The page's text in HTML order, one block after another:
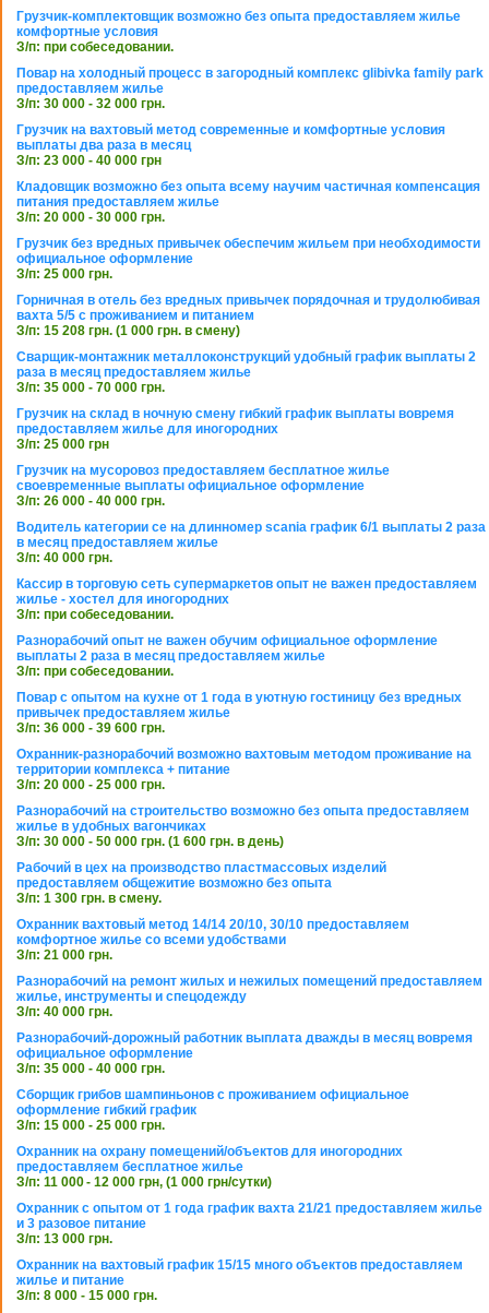
Грузчик-комплектовщик возможно без опыта предоставляем жилье
комфортные условия
З/п: при собеседовании.
Повар на холодный процесс в загородный комплекс glibivka family park
предоставляем жилье
З/п: 30 000 - 32 000 грн.
Грузчик на вахтовый метод современные и комфортные условия
выплаты два раза в месяц
З/п: 23 000 - 40 000 грн
Кладовщик возможно без опыта всему научим частичная компенсация
питания предоставляем жилье
З/п: 20 000 - 30 000 грн.
Грузчик без вредных привычек обеспечим жильем при необходимости
официальное оформление
З/п: 25 000 грн.
Горничная в отель без вредных привычек порядочная и трудолюбивая
вахта 5/5 с проживанием и питанием
З/п: 15 208 грн. (1 000 грн. в смену)
Сварщик-монтажник металлоконструкций удобный график выплаты 2
раза в месяц предоставляем жилье
З/п: 35 000 - 70 000 грн.
Грузчик на склад в ночную смену гибкий график выплаты вовремя
предоставляем жилье для иногородних
З/п: 25 000 грн
Грузчик на мусоровоз предоставляем бесплатное жилье
своевременные выплаты официальное оформление
З/п: 26 000 - 40 000 грн.
Водитель категории се на длинномер scania график 6/1 выплаты 2 раза
в месяц предоставляем жилье
З/п: 40 000 грн.
Кассир в торговую сеть супермаркетов опыт не важен предоставляем
жилье - хостел для иногородних
З/п: при собеседовании.
Разнорабочий опыт не важен обучим официальное оформление
выплаты 2 раза в месяц предоставляем жилье
З/п: при собеседовании.
Повар с опытом на кухне от 1 года в уютную гостиницу без вредных
привычек предоставляем жилье
З/п: 36 000 - 39 600 грн.
Охранник-разнорабочий возможно вахтовым методом проживание на
территории комплекса + питание
З/п: 20 000 - 25 000 грн.
Разнорабочий на строительство возможно без опыта предоставляем
жилье в удобных вагончиках
З/п: 30 000 - 50 000 грн. (1 600 грн. в день)
Рабочий в цех на производство пластмассовых изделий
предоставляем общежитие возможно без опыта
З/п: 1 300 грн. в смену.
Охранник вахтовый метод 14/14 20/10, 30/10 предоставляем
комфортное жилье со всеми удобствами
З/п: 21 000 грн.
Разнорабочий на ремонт жилых и нежилых помещений предоставляем
жилье, инструменты и спецодежду
З/п: 40 000 грн.
Разнорабочий-дорожный работник выплата дважды в месяц вовремя
официальное оформление
З/п: 35 000 - 40 000 грн.
Сборщик грибов шампиньонов с проживанием официальное
оформление гибкий график
З/п: 15 000 - 25 000 грн.
Охранник на охрану помещений/объектов для иногородних
предоставляем бесплатное жилье
З/п: 11 000 - 12 000 грн, (1 000 грн/сутки)
Охранник с опытом от 1 года график вахта 21/21 предоставляем жилье
и 3 разовое питание
З/п: 13 000 грн.
Охранник на вахтовый график 15/15 много объектов предоставляем
жилье и питание
З/п: 8 000 - 15 000 грн.